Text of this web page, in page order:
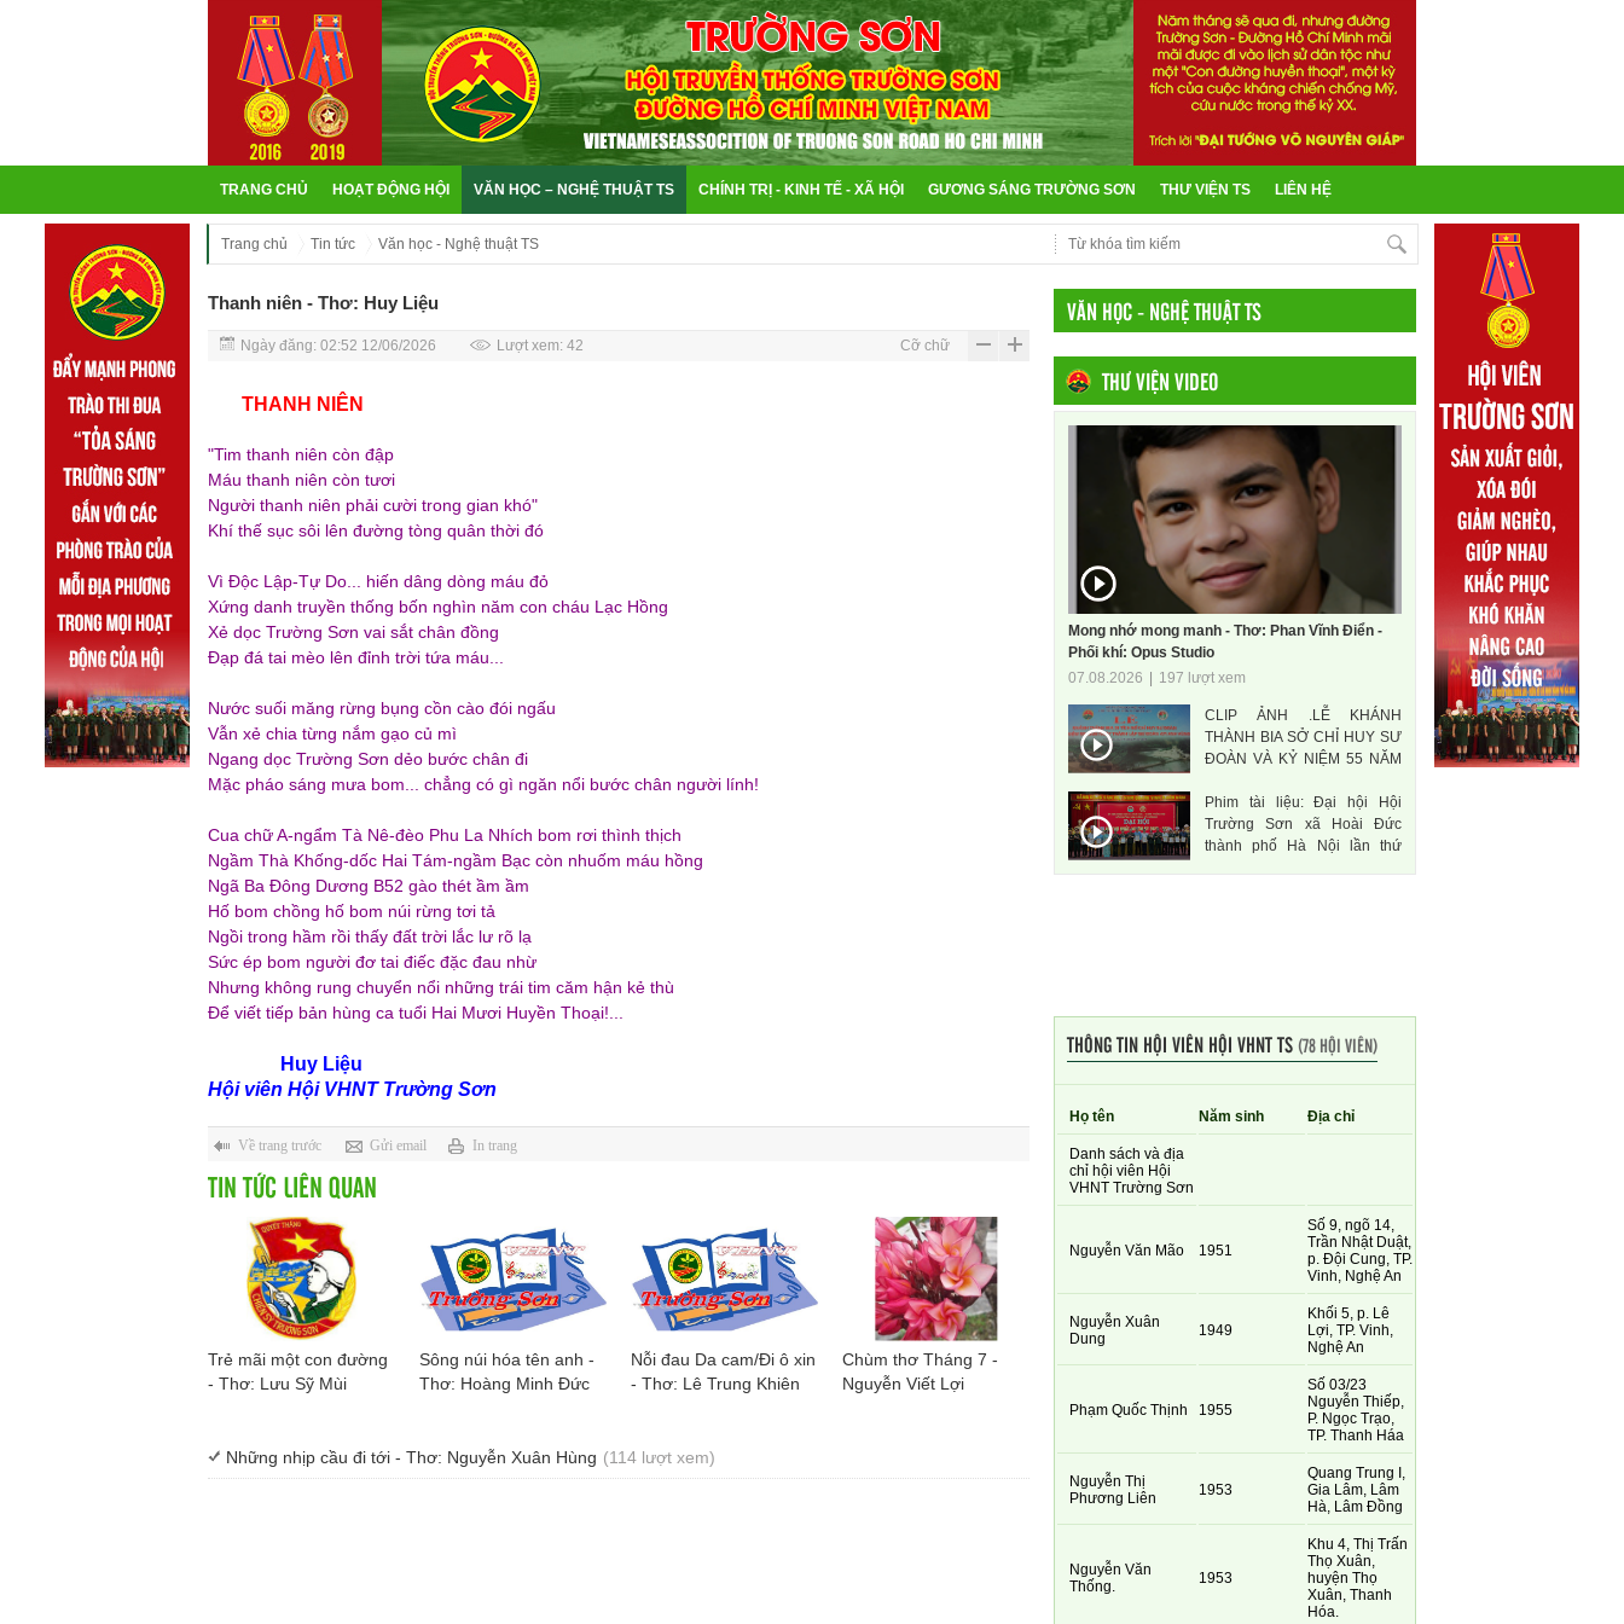
TRANG CHỦ HOẠT ĐỘNG HỘI VĂN HỌC – NGHỆ THUẬT TS CHÍNH TRỊ - KINH TẾ - XÃ HỘI GƯƠNG SÁNG TRƯỜNG SƠN THƯ VIỆN TS LIÊN HỆ
Trang chủ Tin tức Văn học - Nghệ thuật TS
Thanh niên - Thơ: Huy Liệu
Ngày đăng: 02:52 12/06/2026 Lượt xem: 42 Cỡ chữ
THANH NIÊN
"Tim thanh niên còn đập
Máu thanh niên còn tươi
Người thanh niên phải cười trong gian khó"
Khí thế sục sôi lên đường tòng quân thời đó
Vì Độc Lập-Tự Do... hiến dâng dòng máu đỏ
Xứng danh truyền thống bốn nghìn năm con cháu Lạc Hồng
Xẻ dọc Trường Sơn vai sắt chân đồng
Đạp đá tai mèo lên đỉnh trời tứa máu...
Nước suối măng rừng bụng cồn cào đói ngấu
Vẫn xẻ chia từng nắm gạo củ mì
Ngang dọc Trường Sơn dẻo bước chân đi
Mặc pháo sáng mưa bom... chẳng có gì ngăn nổi bước chân người lính!
Cua chữ A-ngẩm Tà Nê-đèo Phu La Nhích bom rơi thình thịch
Ngầm Thà Khống-dốc Hai Tám-ngầm Bạc còn nhuốm máu hồng
Ngã Ba Đông Dương B52 gào thét ầm ầm
Hố bom chồng hố bom núi rừng tơi tả
Ngồi trong hầm rồi thấy đất trời lắc lư rõ lạ
Sức ép bom người đơ tai điếc đặc đau nhừ
Nhưng không rung chuyển nổi những trái tim căm hận kẻ thù
Để viết tiếp bản hùng ca tuổi Hai Mươi Huyền Thoại!...
Huy Liệu
Hội viên Hội VHNT Trường Sơn
Về trang trước Gửi email In trang
TIN TỨC LIÊN QUAN
Trẻ mãi một con đường
- Thơ: Lưu Sỹ Mùi
Sông núi hóa tên anh -
Thơ: Hoàng Minh Đức
Nỗi đau Da cam/Đi ô xin
- Thơ: Lê Trung Khiên
Chùm thơ Tháng 7 -
Nguyễn Viết Lợi
Những nhịp cầu đi tới - Thơ: Nguyễn Xuân Hùng (114 lượt xem)
VĂN HỌC - NGHỆ THUẬT TS
THƯ VIỆN VIDEO
Mong nhớ mong manh - Thơ: Phan Vĩnh Điển -
Phối khí: Opus Studio
07.08.2026
197 lượt xem
CLIP ẢNH .LỄ KHÁNH
THÀNH BIA SỞ CHỈ HUY SƯ
ĐOÀN VÀ KỶ NIỆM 55 NĂM
ANH HÙNG
Phim tài liệu: Đại hội Hội
Trường Sơn xã Hoài Đức
thành phố Hà Nội lần thứ
THÔNG TIN HỘI VIÊN HỘI VHNT TS(78 HỘI VIÊN)
Họ tên Năm sinh Địa chỉ
Danh sách và địa
chỉ hội viên Hội
VHNT Trường Sơn
Nguyễn Văn Mão 1951
Số 9, ngõ 14,
Trần Nhật Duật,
p. Đội Cung, TP.
Vinh, Nghệ An
Nguyễn Xuân
Dung
1949
Khối 5, p. Lê
Lợi, TP. Vinh,
Nghệ An
Phạm Quốc Thịnh 1955
Số 03/23
Nguyễn Thiếp,
P. Ngọc Trạo,
TP. Thanh Háa
Nguyễn Thị
Phương Liên
1953
Quang Trung I,
Gia Lâm, Lâm
Hà, Lâm Đồng
Nguyễn Văn
Thống.
1953
Khu 4, Thị Trấn
Thọ Xuân,
huyện Thọ
Xuân, Thanh
Hóa.